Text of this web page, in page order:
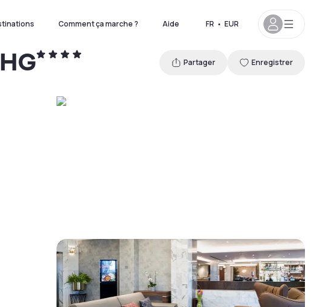
Comment ça marche ? Aide FR • EUR
Partager Enregistrer